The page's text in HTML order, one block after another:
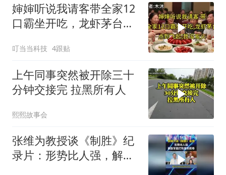
婶婶听说我请客带全家12
口霸坐开吃，龙虾茅台点
叮当当科技 4跟贴
上午同事突然被开除三十
分钟交接完 拉黑所有人
熙熙故事会
张维为教授谈《制胜》纪
录片：形势比人强，解放